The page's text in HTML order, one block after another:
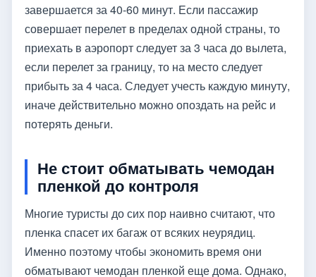
завершается за 40-60 минут. Если пассажир
совершает перелет в пределах одной страны, то
приехать в аэропорт следует за 3 часа до вылета,
если перелет за границу, то на место следует
прибыть за 4 часа. Следует учесть каждую минуту,
иначе действительно можно опоздать на рейс и
потерять деньги.
Не стоит обматывать чемодан
пленкой до контроля
Многие туристы до сих пор наивно считают, что
пленка спасет их багаж от всяких неурядиц.
Именно поэтому чтобы экономить время они
обматывают чемодан пленкой еще дома. Однако,